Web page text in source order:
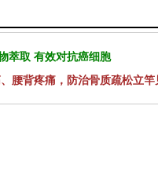
萃取 有效对抗癌细胞
腰背疼痛，防治骨质疏松立竿